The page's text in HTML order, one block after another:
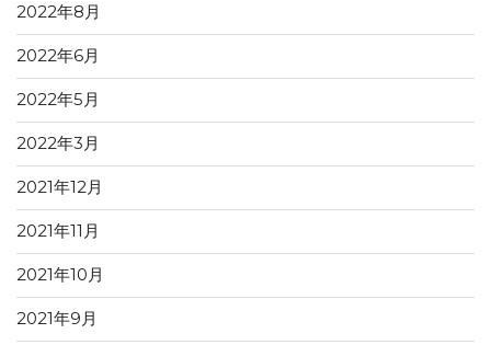
2022年8月
2022年6月
2022年5月
2022年3月
2021年12月
2021年11月
2021年10月
2021年9月